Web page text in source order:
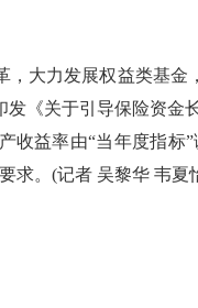
大力发展权益类基金
《关于引导保险资金
益率由“当年度指标
求。(记者 吴黎华 韦夏